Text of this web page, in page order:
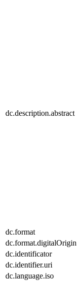
dc.description.abstract
dc.format
dc.format.digitalOrigin
dc.identificator
dc.identifier.uri
dc.language.iso